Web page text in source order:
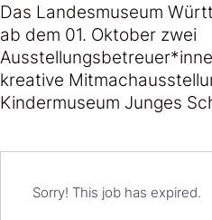
Das Landesmuseum
ab dem 01. Oktober zwei
kreative
Kindermuseum Junges
Sorry! This job has expired.